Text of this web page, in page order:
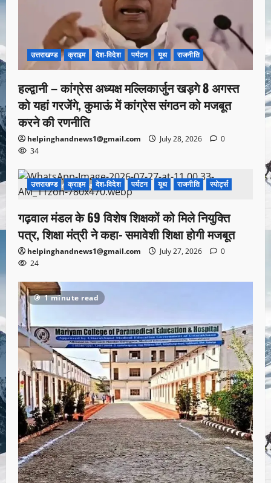
उत्तराखण्ड क्राइम देश-विदेश पर्यटन यूथ राजनीति
हल्द्वानी – कांग्रेस अध्यक्ष मल्लिकार्जुन खड़गे 8 अगस्त
को यहां गरजेंगे, कुमाऊं में कांग्रेस संगठन को मजबूत
करने की रणनीति
helpinghandnews1@gmail.com July 28, 2026
0
34
1 minute read
उत्तराखण्ड क्राइम देश-विदेश पर्यटन यूथ राजनीति स्पोर्ट्स
गढ़वाल मंडल के 69 विशेष शिक्षकों को मिले नियुक्ति
पत्र, शिक्षा मंत्री ने कहा- समावेशी शिक्षा होगी मजबूत
helpinghandnews1@gmail.com July 27, 2026
0
24
1 minute read